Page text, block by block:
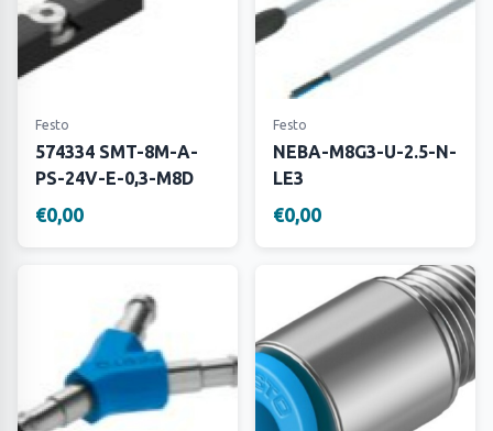
Festo
574334 SMT-8M-A-
PS-24V-E-0,3-M8D
€0,00
Festo
NEBA-M8G3-U-2.5-N-
LE3
€0,00